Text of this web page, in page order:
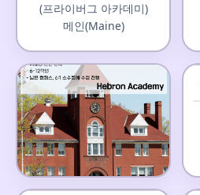
(프라이버그 아카데미)
메인(Maine)